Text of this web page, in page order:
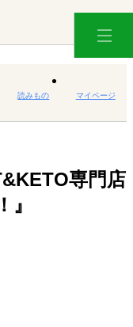
読みもの マイページ
専門店
』